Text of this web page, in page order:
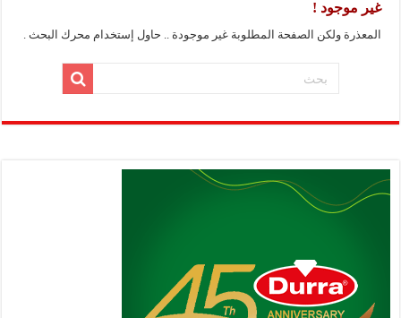
غير موجود !
المعذرة ولكن الصفحة المطلوبة غير موجودة .. حاول إستخدام محرك البحث .